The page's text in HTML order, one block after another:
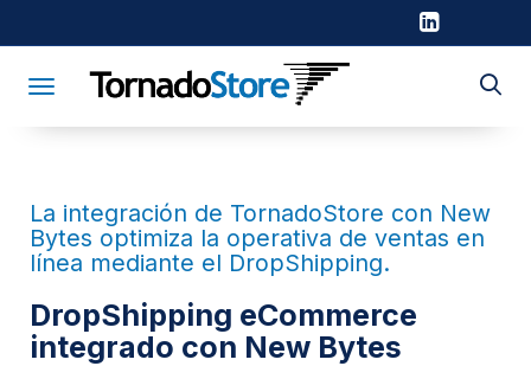
Toggle navigation
La integración de TornadoStore con New
Bytes optimiza la operativa de ventas en
línea mediante el DropShipping.
DropShipping eCommerce
integrado con New Bytes